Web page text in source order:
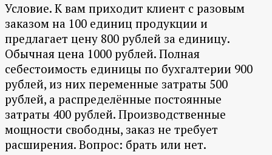
Условие. К вам приходит клиент с разовым
заказом на 100 единиц продукции и
предлагает цену 800 рублей за единицу.
Обычная цена 1000 рублей. Полная
себестоимость единицы по бухгалтерии 900
рублей, из них переменные затраты 500
рублей, а распределённые постоянные
затраты 400 рублей. Производственные
мощности свободны, заказ не требует
расширения. Вопрос: брать или нет.